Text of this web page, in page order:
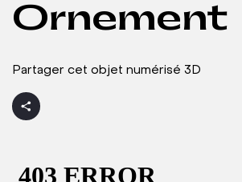
Ornement
Partager cet objet numérisé 3D